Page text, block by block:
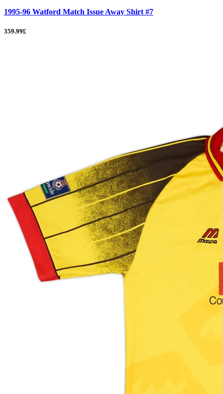
1995-96 Watford Match Issue Away Shirt #7
359.99£